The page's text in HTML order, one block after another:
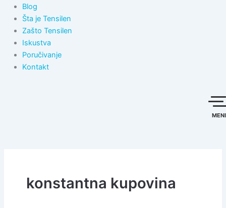
Blog
Šta je Tensilen
Zašto Tensilen
Iskustva
Poručivanje
Kontakt
MENI
konstantna kupovina